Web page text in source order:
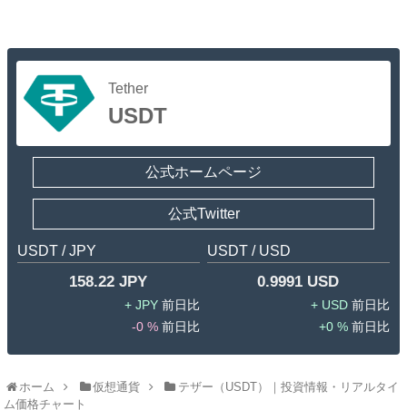
Tether
USDT
公式ホームページ
公式Twitter
USDT / JPY
158.22 JPY
JPY
-0 %
USDT / USD
0.9991 USD
USD
0 %
ホーム 仮想通貨
テザー（USDT）｜投資情報・リアルタイ
ム価格チャート